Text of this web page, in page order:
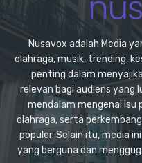
Nusavox adalah Media
olahraga, musik, trending,
penting dalam
relevan bagi audiens yang
mendalam mengenai isu
olahraga, serta
populer. Selain itu, media
yang berguna dan